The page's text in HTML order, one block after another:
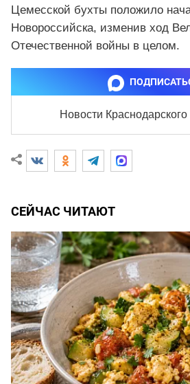
Цемесской бухты положило
Новороссийска, изменив ход
Отечественной войны в целом.
Новости Краснодарского
СЕЙЧАС ЧИТАЮТ